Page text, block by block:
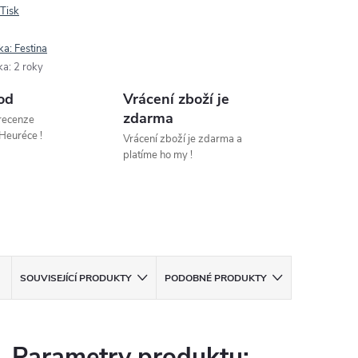
Tisk
Festina
: 2 roky
!
Vrácení zboží je
zdarma
Vrácení zboží je zdarma a
platíme ho my !
SOUVISEJÍCÍ PRODUKTY PODOBNÉ PRODUKTY